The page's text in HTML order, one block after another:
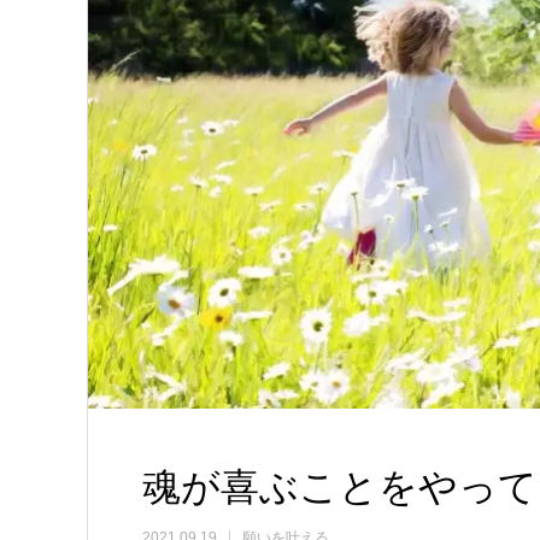
魂が喜ぶことをやっ